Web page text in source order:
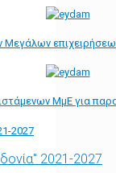
Μεγάλων
ΜμΕ για
2027
2021-2027